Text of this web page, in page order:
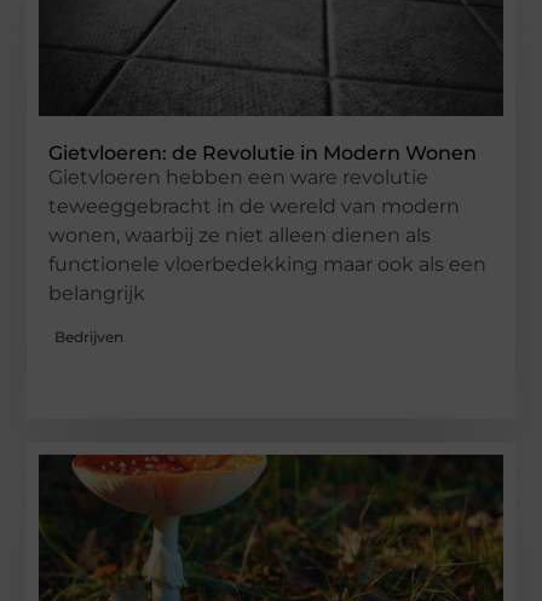
Gietvloeren: de Revolutie in Modern Wonen
Gietvloeren hebben een ware revolutie
teweeggebracht in de wereld van modern
wonen, waarbij ze niet alleen dienen als
functionele vloerbedekking maar ook als een
belangrijk
Bedrijven